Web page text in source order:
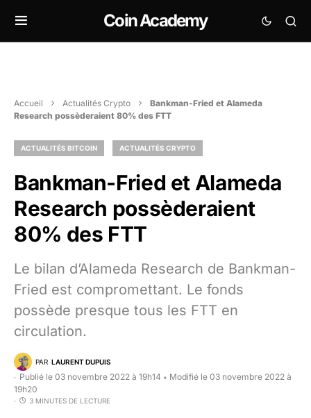
Coin Academy
Accueil Actualités Crypto
Bankman-Fried et Alameda
Research possèderaient 80% des FTT
ACTUALITÉS BITCOIN ACTUALITÉS CRYPTO
Bankman-Fried et Alameda
Research possèderaient
80% des FTT
Le bilan d’Alameda Research de Bankman-
Fried est compromettant. Le fonds
possède presque tous les FTT en
circulation.
PAR LAURENT DUPUIS
Publié le 03 novembre 2022 à 19h14 • Modifié le 03 novembre 2022 à
19h20
3 MINUTES DE LECTURE